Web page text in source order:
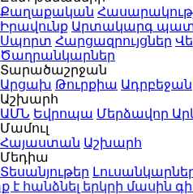
Քաղաքական
Իրավունք Արտակարգ
Սպորտ Հարցազրույցներ
Ծաղրանկարներ
Տարածաշրջան
Արցախ Թուրքիա Ադրբեջան
Աշխարհ
ԱՄՆ Եվրոպա Մերձավոր
Մամուլ
Հայաստան Աշխարհ
Մեդիա
Տեսանյութեր
երկրի մասին